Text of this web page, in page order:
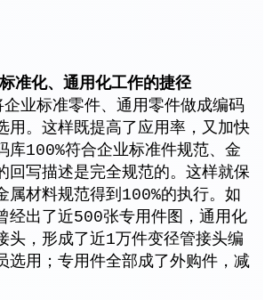
准化、通用化工作的捷径
业标准零件、通用零件做成编码
用。这样既提高了应用率，又加快
库100%符合企业标准件规范、金
回写描述是完全规范的。这样就保
属材料规范得到100%的执行。如
经出了近500张专用件图，通用化
头，形成了近1万件变径管接头编
选用；专用件全部成了外购件，减